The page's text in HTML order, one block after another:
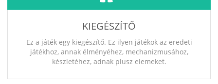
KIEGÉSZÍTŐ
Ez a játék egy kiegészítő. Ez ilyen játékok az eredeti
játékhoz, annak élményéhez, mechanizmusához,
készletéhez, adnak plusz elemeket.